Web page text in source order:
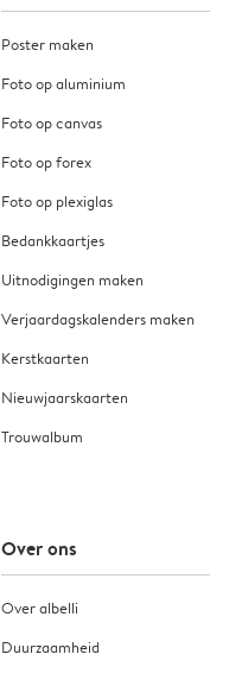
Poster maken
Foto op aluminium
Foto op canvas
Foto op forex
Foto op plexiglas
Bedankkaartjes
Uitnodigingen maken
Verjaardagskalenders maken
Kerstkaarten
Nieuwjaarskaarten
Trouwalbum
Over ons
Over albelli
Duurzaamheid